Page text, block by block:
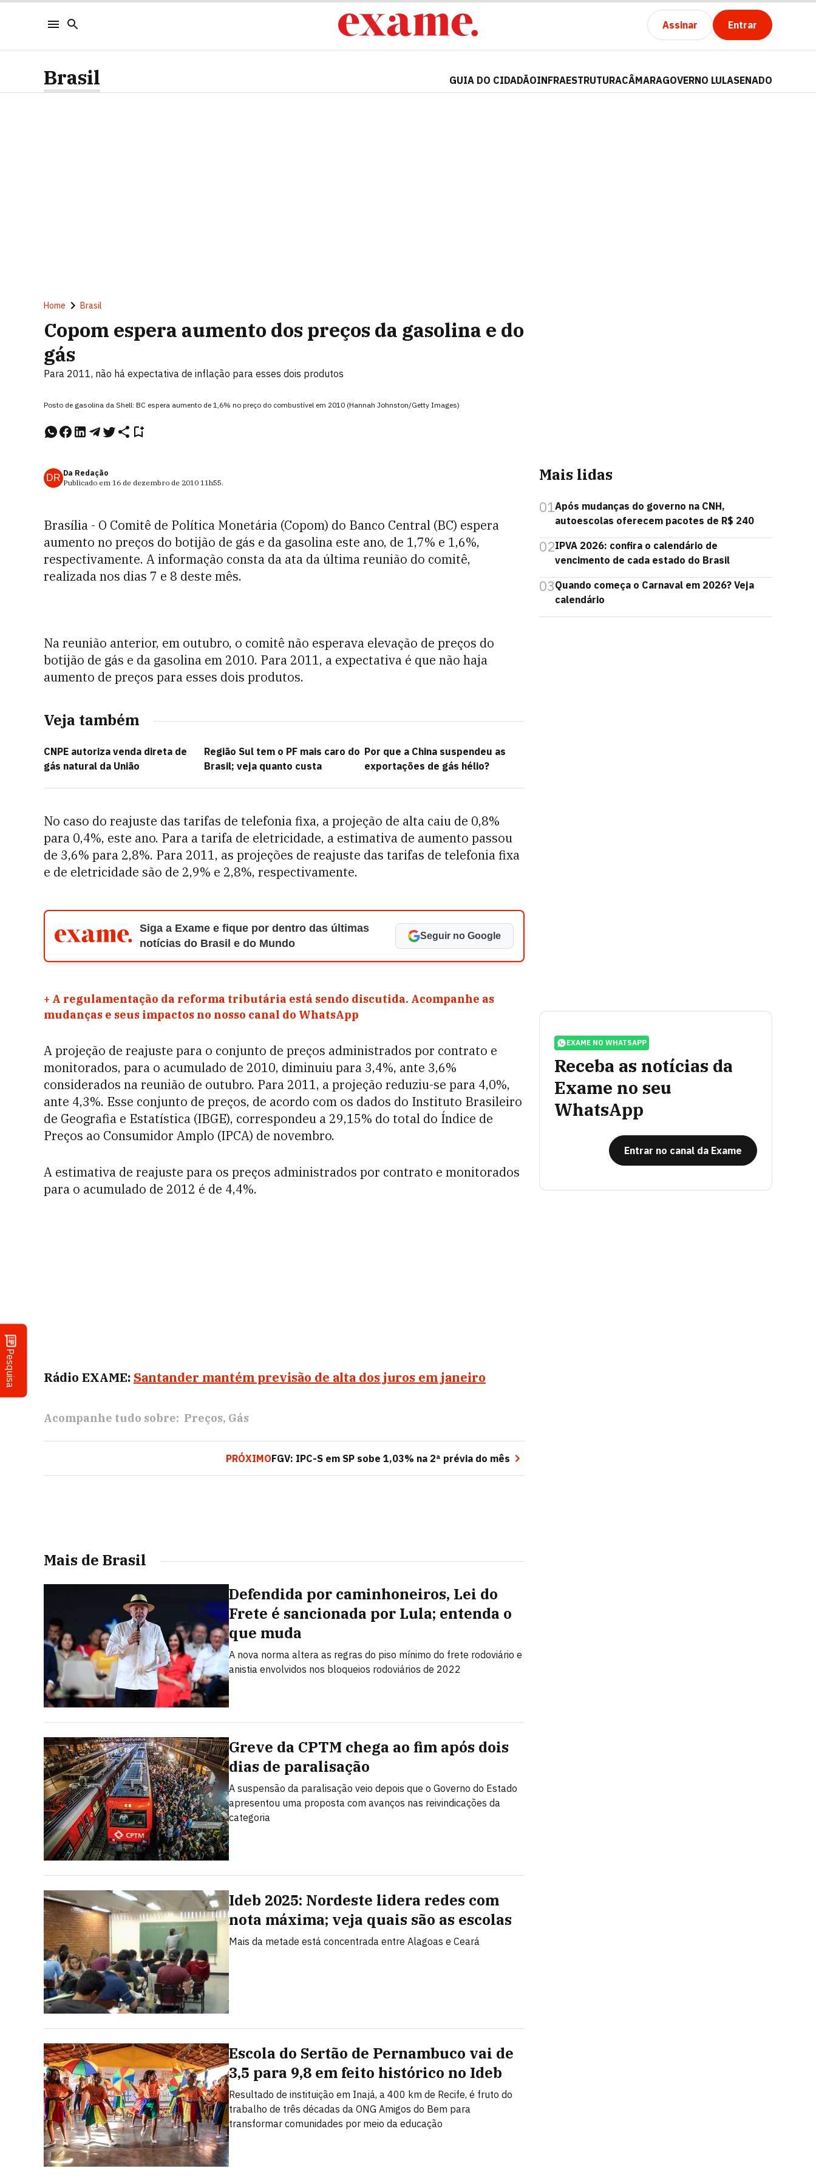
Assinar Entrar
Pesquisa
Brasil GUIA DO CIDADÃOINFRAESTRUTURACÂMARAGOVERNO LULASENADO
Home Brasil
Copom espera aumento dos preços da gasolina e do
gás
Para 2011, não há expectativa de inflação para esses dois produtos
Posto de gasolina da Shell: BC espera aumento de 1,6% no preço do combustível em 2010 (Hannah Johnston/Getty Images)
DR Da Redação
Publicado em 16 de dezembro de 2010 11h55.
Brasília - O Comitê de Política Monetária (Copom) do Banco Central (BC) espera
aumento no preços do botijão de gás e da gasolina este ano, de 1,7% e 1,6%,
respectivamente. A informação consta da ata da última reunião do comitê,
realizada nos dias 7 e 8 deste mês.
Na reunião anterior, em outubro, o comitê não esperava elevação de preços do
botijão de gás e da gasolina em 2010. Para 2011, a expectativa é que não haja
aumento de preços para esses dois produtos.
Veja também
CNPE autoriza venda direta de
gás natural da União
Região Sul tem o PF mais caro do
Brasil; veja quanto custa
Por que a China suspendeu as
exportações de gás hélio?
No caso do reajuste das tarifas de telefonia fixa, a projeção de alta caiu de 0,8%
para 0,4%, este ano. Para a tarifa de eletricidade, a estimativa de aumento passou
de 3,6% para 2,8%. Para 2011, as projeções de reajuste das tarifas de telefonia fixa
e de eletricidade são de 2,9% e 2,8%, respectivamente.
Siga a Exame e fique por dentro das últimas
notícias do Brasil e do Mundo
Seguir no Google
+ A regulamentação da reforma tributária está sendo discutida. Acompanhe as
mudanças e seus impactos no nosso canal do WhatsApp
A projeção de reajuste para o conjunto de preços administrados por contrato e
monitorados, para o acumulado de 2010, diminuiu para 3,4%, ante 3,6%
considerados na reunião de outubro. Para 2011, a projeção reduziu-se para 4,0%,
ante 4,3%. Esse conjunto de preços, de acordo com os dados do Instituto Brasileiro
de Geografia e Estatística (IBGE), correspondeu a 29,15% do total do Índice de
Preços ao Consumidor Amplo (IPCA) de novembro.
A estimativa de reajuste para os preços administrados por contrato e monitorados
para o acumulado de 2012 é de 4,4%.
Rádio EXAME: Santander mantém previsão de alta dos juros em janeiro
Acompanhe tudo sobre: Preços Gás
PRÓXIMOFGV: IPC-S em SP sobe 1,03% na 2ª prévia do mês
Mais de Brasil
Defendida por caminhoneiros, Lei do
Frete é sancionada por Lula; entenda o
que muda
A nova norma altera as regras do piso mínimo do frete rodoviário e
anistia envolvidos nos bloqueios rodoviários de 2022
Greve da CPTM chega ao fim após dois
dias de paralisação
A suspensão da paralisação veio depois que o Governo do Estado
apresentou uma proposta com avanços nas reivindicações da
categoria
Ideb 2025: Nordeste lidera redes com
nota máxima; veja quais são as escolas
Mais da metade está concentrada entre Alagoas e Ceará
Escola do Sertão de Pernambuco vai de
3,5 para 9,8 em feito histórico no Ideb
Resultado de instituição em Inajá, a 400 km de Recife, é fruto do
trabalho de três décadas da ONG Amigos do Bem para
transformar comunidades por meio da educação
Mais lidas
01Após mudanças do governo na CNH,
autoescolas oferecem pacotes de R$ 240
02IPVA 2026: confira o calendário de
vencimento de cada estado do Brasil
03Quando começa o Carnaval em 2026? Veja
calendário
EXAME NO WHATSAPP
Receba as notícias da
Exame no seu
WhatsApp
Entrar no canal da Exame